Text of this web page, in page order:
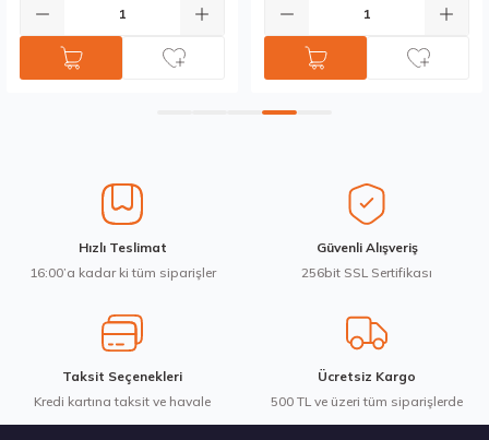
Gönder
Hızlı Teslimat
16:00’a kadar ki tüm siparişler
Güvenli Alışveriş
256bit SSL Sertifikası
Taksit Seçenekleri
Kredi kartına taksit ve havale
Ücretsiz Kargo
500 TL ve üzeri tüm siparişlerde